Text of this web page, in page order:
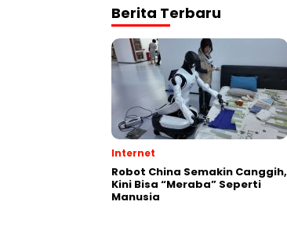
Berita Terbaru
Internet
Robot China Semakin Canggih,
Kini Bisa “Meraba” Seperti
Manusia